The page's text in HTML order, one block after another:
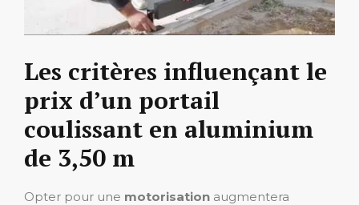
Les critères influençant le
prix d’un portail
coulissant en aluminium
de 3,50 m
Opter pour une motorisation augmentera